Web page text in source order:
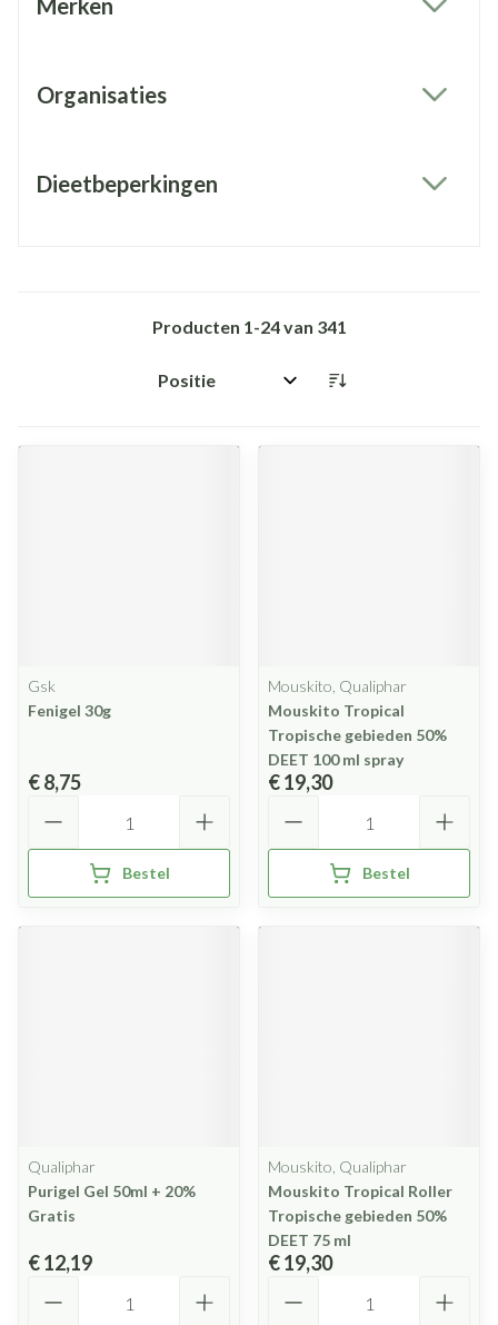
Merken
Organisaties
Dieetbeperkingen
Producten 1-24van 341
Sorteer op:
Gsk
Fenigel 30g
€ 8,75
Bestel
Mouskito, Qualiphar
Mouskito Tropical
Tropische gebieden 50%
DEET 100 ml spray
€ 19,30
Bestel
Qualiphar
Purigel Gel 50ml + 20%
Gratis
€ 12,19
Mouskito, Qualiphar
Mouskito Tropical Roller
Tropische gebieden 50%
DEET 75 ml
€ 19,30